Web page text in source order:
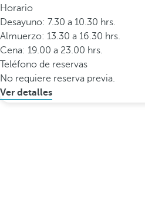
Horario
Desayuno: 7.30 a 10.30 hrs.
Almuerzo: 13.30 a 16.30 hrs.
Cena: 19.00 a 23.00 hrs.
Teléfono de reservas
No requiere reserva previa.
Ver detalles